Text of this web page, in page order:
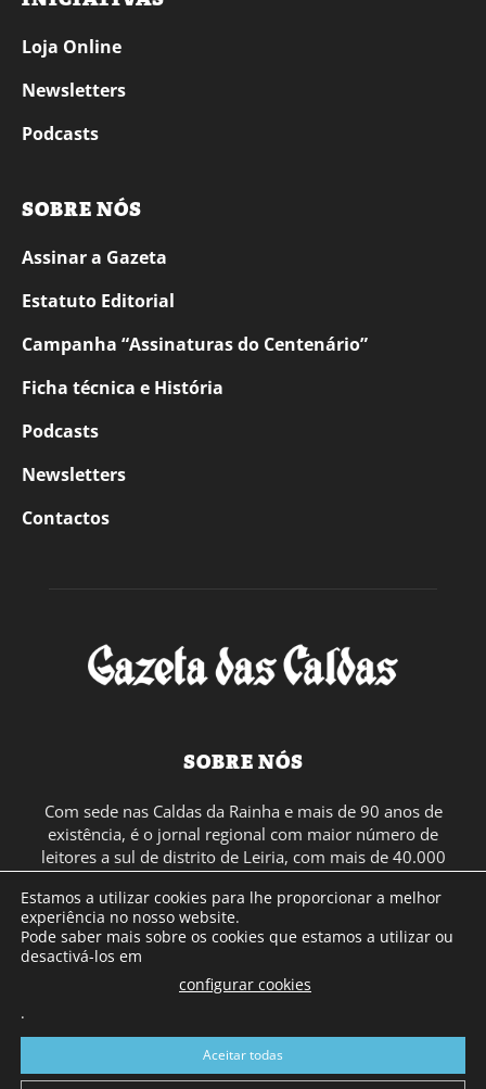
Loja Online
Newsletters
Podcasts
SOBRE NÓS
Assinar a Gazeta
Estatuto Editorial
Campanha “Assinaturas do Centenário”
Ficha técnica e História
Podcasts
Newsletters
Contactos
SOBRE NÓS
Com sede nas Caldas da Rainha e mais de 90 anos de
existência, é o jornal regional com maior número de
leitores a sul de distrito de Leiria, com mais de 40.000
em Portugal Continental e assinatura online.
SIGA-NOS
Estamos a utilizar cookies para lhe proporcionar a melhor
experiência no nosso website.
Pode saber mais sobre os cookies que estamos a utilizar ou
desactivá-los em
configurar cookies
.
Aceitar todas